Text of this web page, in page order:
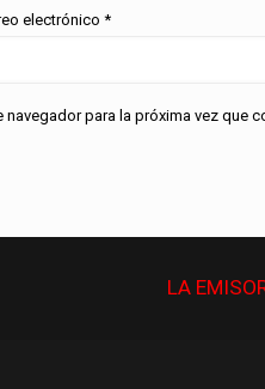
electrónico*
para la próxima vez que
LA